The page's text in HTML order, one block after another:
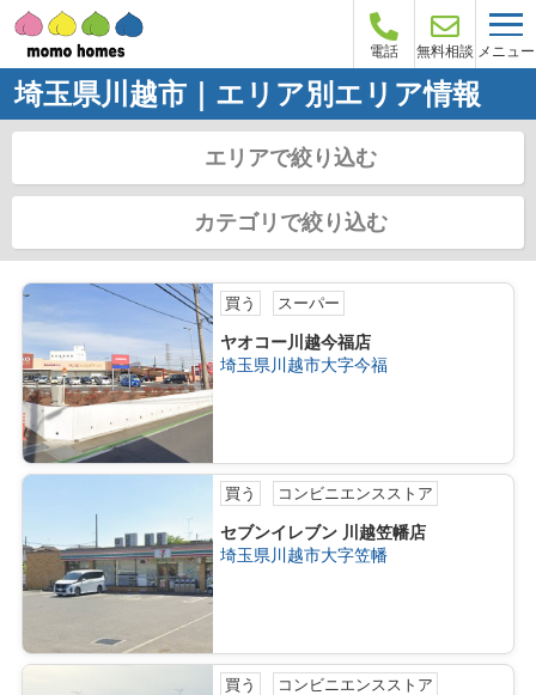
電話 無料相談 メニュー
埼玉県川越市｜エリア別エリア情報
エリアで絞り込む
カテゴリで絞り込む
買う スーパー
ヤオコー川越今福店
埼玉県川越市大字今福
買う コンビニエンスストア
セブンイレブン 川越笠幡店
埼玉県川越市大字笠幡
買う コンビニエンスストア